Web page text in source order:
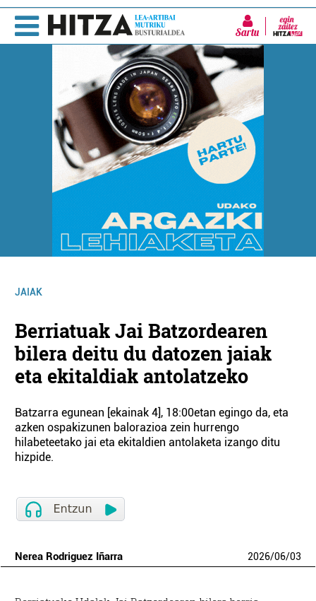
Sartu
JAIAK
Berriatuak Jai Batzordearen
bilera deitu du datozen jaiak
eta ekitaldiak antolatzeko
Batzarra egunean [ekainak 4], 18:00etan egingo da, eta
azken ospakizunen balorazioa zein hurrengo
hilabeteetako jai eta ekitaldien antolaketa izango ditu
hizpide.
Nerea Rodriguez Iñarra 2026/06/03